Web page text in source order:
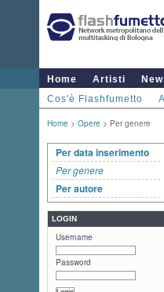
Home Artisti
Cos'è Flashfumetto
Home > Opere > Per genere
Per data inserimento
Per genere
Per autore
LOGIN
Username
Password